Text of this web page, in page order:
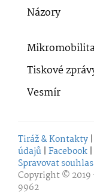
Názory
Tiskové
Vesmír
Tiráž & Kontakty |
údajů | Facebook |
Spravovat
Copyright © 2019
9962